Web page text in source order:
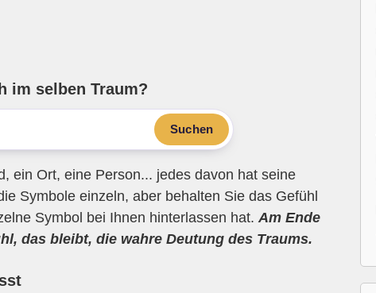
im selben Traum?
Suchen
ein Ort, eine Person... jedes davon hat seine
Symbole einzeln, aber behalten Sie das Gefühl
Symbol bei Ihnen hinterlassen hat. Am Ende
das bleibt, die wahre Deutung des Traums.